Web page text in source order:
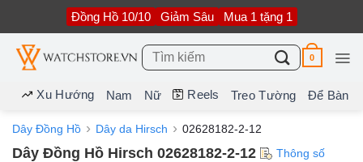
nội
dung
Đồng Hồ 10/10 Giảm Sâu Mua 1 tặng 1
Tìm
kiếm:
0
Xu Hướng Nam Nữ Reels Treo Tường Để Bàn
Dây Đồng Hồ Dây da Hirsch 02628182-2-12
Dây Đồng Hồ Hirsch 02628182-2-12
Thông số